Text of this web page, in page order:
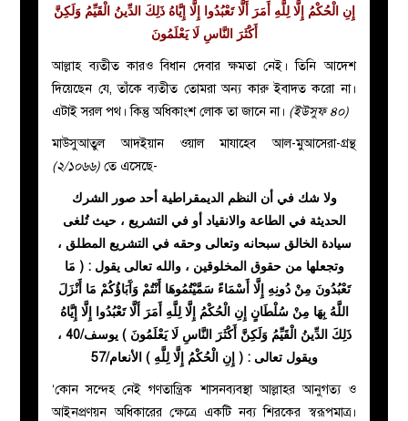
إِنِ الْحُكْمُ إِلَّا لِلَّهِ أَمَرَ أَلَّا تَعْبُدُوا إِلَّا إِيَّاهُ ذَلِكَ الدِّينُ الْقَيِّمُ وَلَكِنَّ
أَكْثَرَ النَّاسِ لَا يَعْلَمُونَ
আল্লাহ ব্যতীত কারও বিধান দেবার ক্ষমতা নেই। তিনি আদেশ
দিয়েছেন যে, তাঁকে ব্যতীত তোমরা অন্য কারু ইবাদত করো না।
এটাই সরল পথ। কিন্তু অধিকাংশ লোক তা জানে না। (ইউসুফ ৪০)
মাউসুআতুল আদইয়ান ওয়াল মাযাহেব আল-মুআসেরা-গ্রন্থ
(২/১০৬৬) তে এসেছে-
ولا شك في أن النظم الديمقراطية أحد صور الشرك
الحديثة في الطاعة والانقياد أو في التشريع ، حيث تُلغى
سيادة الخالق سبحانه وتعالى وحقه في التشريع المطلق ،
وتجعلها من حقوق المخلوقين ، والله تعالى يقول : ( مَا
تَعْبُدُونَ مِنْ دُونِهِ إِلَّا أَسْمَاءً سَمَّيْتُمُوهَا أَنْتُمْ وَآَبَاؤُكُمْ مَا أَنْزَلَ
اللَّهُ بِهَا مِنْ سُلْطَانٍ إِنِ الْحُكْمُ إِلَّا لِلَّهِ أَمَرَ أَلَّا تَعْبُدُوا إِلَّا إِيَّاهُ
ذَلِكَ الدِّينُ الْقَيِّمُ وَلَكِنَّ أَكْثَرَ النَّاسِ لَا يَعْلَمُونَ ) يوسف/40 ،
ويقول تعالى : ( إِنِ الْحُكْمُ إِلَّا لِلَّهِ ) الأنعام/57
‘কোন সন্দেহ নেই গণতান্ত্রিক শাসনব্যবস্থা আল্লাহর আনুগত্য ও
আইনপ্রণয়ন অধিকারের ক্ষেত্রে একটি নব্য শিরকের স্বরূপমাত্র।